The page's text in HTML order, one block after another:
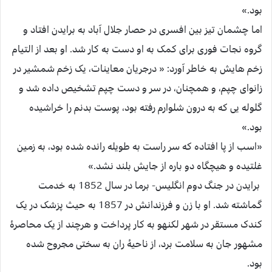
بود.»
اما چشمان تیز بین افسری در حصار جلال آباد به برایدن افتاد و
گروه نجات فوری برای کمک به او دست به کار شد. او بعد از التیام
زخم هایش به خاطر آورد: « درجریان معاینات، یک زخم شمشیر در
زانوای چپم، و همچنان، در سر و دست چپم تشخیص داده شد و
گلوله یی که به درون شلوارم رفته بود، پوست بدنم را خراشیده
بود.»
«اسب از پا افتاده که سر راست به طویله رانده شده بود، به زمین
غلتیده و هیچگاه دو باره از جایش بلند نشد.»
برایدن در جنگ دوم انگلیس- برما در سال 1852 به خدمت
گماشته شد. او با زن و فرزندانش در 1857 به حیث پزشک در یک
کندک مستقر در شهر لکنهو به کار پرداخت و هرچند از یک محاصرۀ
مشهور جان به سلامت برد، از ناحیۀ ران به سختی مجروح شده
بود.